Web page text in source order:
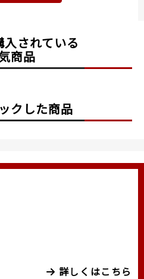
されている
商品
クした商品
詳しくはこちら